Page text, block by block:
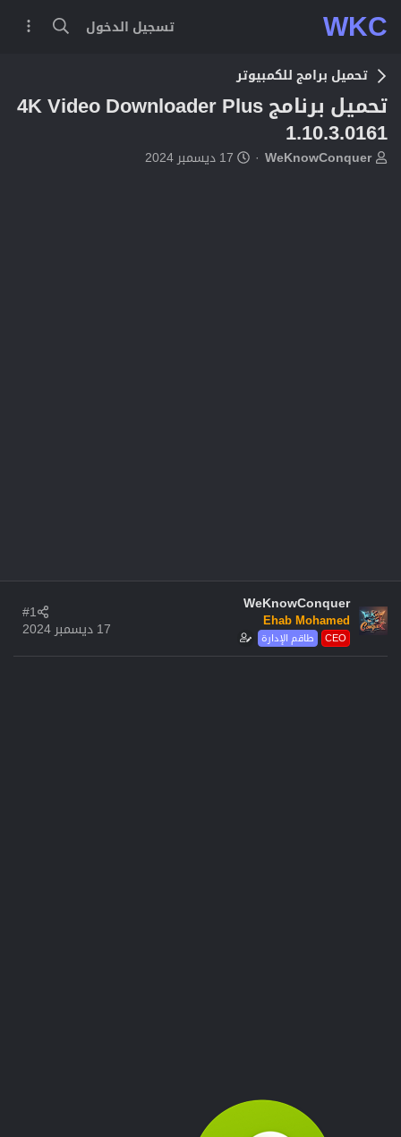
WKC تسجيل الدخول
تحميل برامج للكمبيوتر
تحميل برنامج 4K Video Downloader Plus
1.10.3.0161
بWeKnowConquer
ت17 ديسمبر 2024
WeKnowConquer
Ehab Mohamed
طاقم الإدارة CEO
17 ديسمبر 2024
#1